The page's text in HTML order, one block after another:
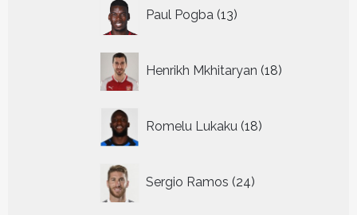
Paul Pogba 13
producten
Henrikh Mkhitaryan 18
producten
Romelu Lukaku 18
producten
Sergio Ramos 24
producten